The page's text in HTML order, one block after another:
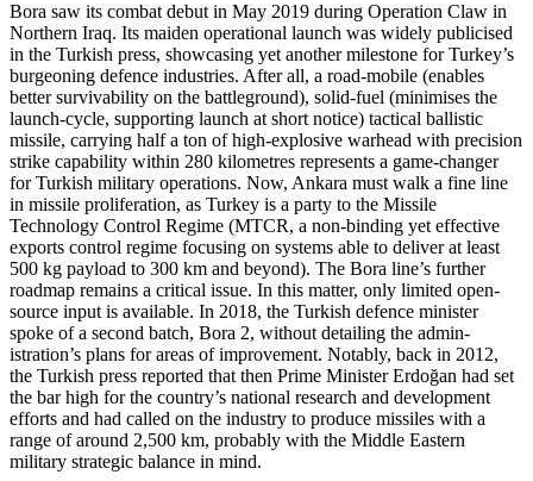
Bora saw its combat debut in May 2019 during Operation Claw in
Northern Iraq. Its maiden operational launch was widely publicised
in the Turkish press, showcasing yet another milestone for Turkey’s
burgeon­ing defence industries. After all, a road-mobile (enables
better survivability on the battleground), solid-fuel (minimises the
launch-cycle, supporting launch at short notice) tactical ballistic
missile, carrying half a ton of high-explosive warhead with precision
strike capability within 280 kilo­metres represents a game-changer
for Turkish military operations. Now, Ankara must walk a fine line
in missile proliferation, as Turkey is a party to the Missile
Technology Control Regime (MTCR, a non-binding yet effective
exports control regime focusing on systems able to deliver at least
500 kg payload to 300 km and beyond). The Bora line’s further
roadmap remains a critical issue. In this matter, only limited open-
source input is available. In 2018, the Turkish defence minister
spoke of a second batch, Bora 2, without detailing the admin­
istration’s plans for areas of improvement. Notably, back in 2012,
the Turkish press reported that then Prime Minister Erdoğan had set
the bar high for the country’s national research and development
efforts and had called on the industry to produce missiles with a
range of around 2,500 km, probably with the Middle Eastern
military strategic balance in mind.